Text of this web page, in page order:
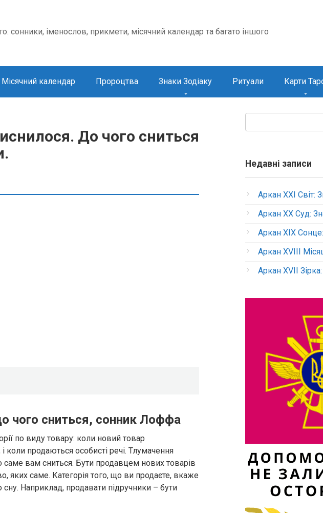
сонники, іменослов, прикмети, місячний календар та багато іншого
Місячний календар Пророцтва Знаки Зодіаку Ритуали Карти
До чого сниться
чого сниться, сонник Лоффа
по виду товару: коли новий товар
коли продаються особисті речі. Тлумачення
вам сниться. Бути продавцем нових товарів
яких саме. Категорія того, що ви продаєте, вкаже
Наприклад, продавати підручники – бути
Недавні записи
Аркан XXI Світ:
Аркан XX Суд:
Аркан XIX
Аркан XVIII
Аркан XVII